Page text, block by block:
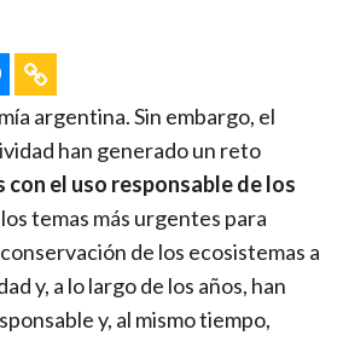
argentina. Sin embargo, el
han generado un reto
el uso responsable de los
temas más urgentes para
de los ecosistemas a
y, a lo largo de los años, han
y, al mismo tiempo,